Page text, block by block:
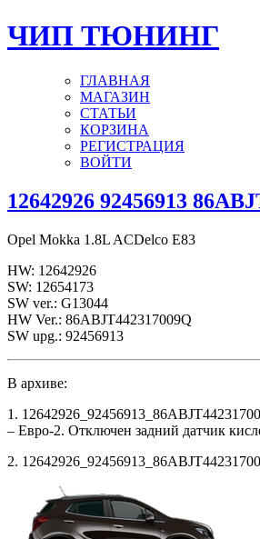
ЧИП ТЮНИНГ
ГЛАВНАЯ
МАГАЗИН
СТАТЬИ
КОРЗИНА
РЕГИСТРАЦИЯ
ВОЙТИ
12642926 92456913
Opel Mokka 1.8L ACDelco E83
HW: 12642926
SW: 12654173
SW ver.: G13044
HW Ver.: 86ABJT442317009Q
SW upg.: 92456913
В архиве:
1.
– Евро-2. Отключен задний датчик
2.